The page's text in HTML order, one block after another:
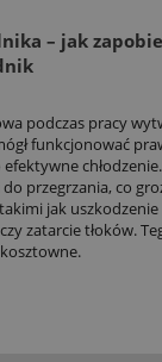
– jak
podczas pracy
funkcjonować
przegrzania, co
jak uszkodzenie
zatarcie tłoków.